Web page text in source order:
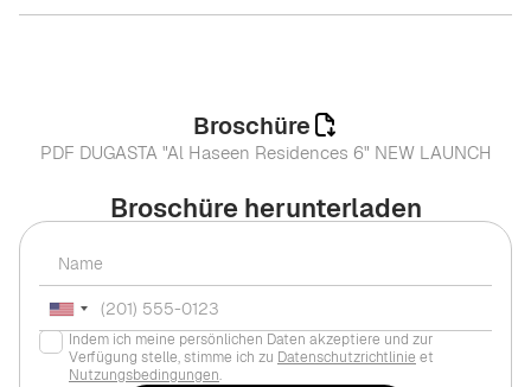
Broschüre herunterladen
Indem ich meine persönlichen Daten akzeptiere und zur
Verfügung stelle, stimme ich zu Datenschutzrichtlinie et
Nutzungsbedingungen.
Broschüre
PDF DUGASTA "Al Haseen Residences 6" NEW LAUNCH